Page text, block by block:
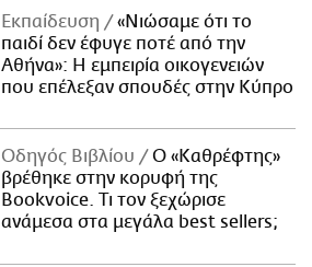
Εκπαίδευση
«Νιώσαμε ότι το
παιδί δεν έφυγε ποτέ από την
Αθήνα»: Η εμπειρία οικογενειών
που επέλεξαν σπουδές στην Κύπρο
Οδηγός Βιβλίου
Ο «Καθρέφτης»
βρέθηκε στην κορυφή της
Bookvoice. Τι τον ξεχώρισε
ανάμεσα στα μεγάλα best sellers;